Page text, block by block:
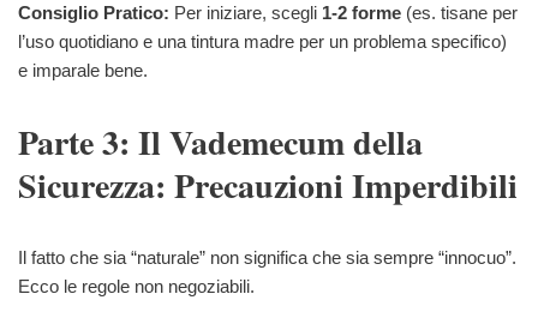
Consiglio Pratico: Per iniziare, scegli 1-2 forme (es. tisane per
l’uso quotidiano e una tintura madre per un problema specifico)
e imparale bene.
Parte 3: Il Vademecum della
Sicurezza: Precauzioni Imperdibili
Il fatto che sia “naturale” non significa che sia sempre “innocuo”.
Ecco le regole non negoziabili.